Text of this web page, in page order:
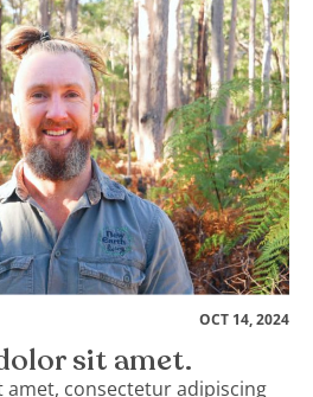
OCT 14, 2024
sit amet.
consectetur adipiscing